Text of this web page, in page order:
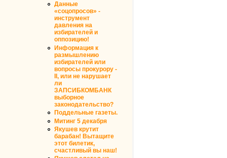
Данные
«соцопросов» -
инструмент
давления на
избирателей и
оппозицию!
Информация к
размышлению
избирателей или
вопросы прокурору -
II, или не нарушает
ли
ЗАПСИБКОМБАНК
выборное
законодательство?
Поддельные газеты.
Митинг 5 декабря
Якушев крутит
барабан! Вытащите
этот билетик,
счастливый вы наш!